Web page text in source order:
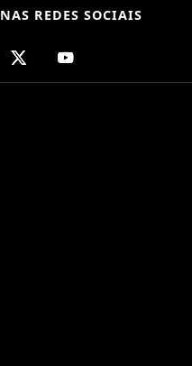
NAS REDES SOCIAIS